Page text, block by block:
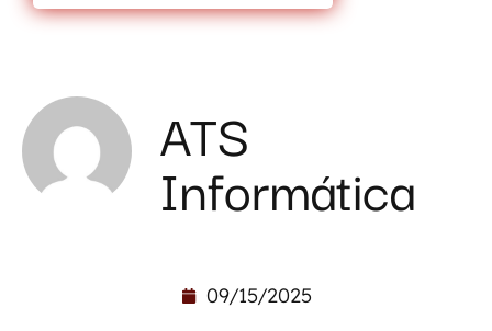
ATS
Informática
09/15/2025